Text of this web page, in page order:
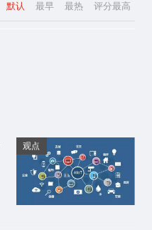
默认 最早 最热 评分最高
观点